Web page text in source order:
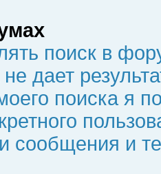
поиск в
дает
поиска я
сообщения и